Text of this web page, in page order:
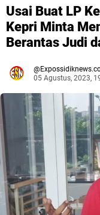
Usai Buat LP
Kepri Minta
Berantas Judi
05 Agustus, 2023,